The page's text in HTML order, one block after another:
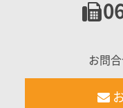
お問